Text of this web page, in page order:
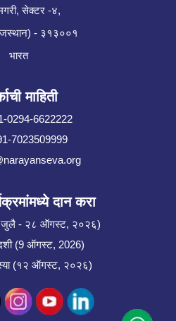
सेक्टर -४,
- ३१३००१
भारत
माहिती
0294-6622222
7023509999
दान करा
जुलै - २८ ऑगस्ट, २०२६)
(9 ऑगस्ट, 2026)
(१२ ऑगस्ट, २०२६)